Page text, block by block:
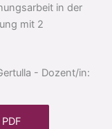
in der
mit 2
- Dozent/in: